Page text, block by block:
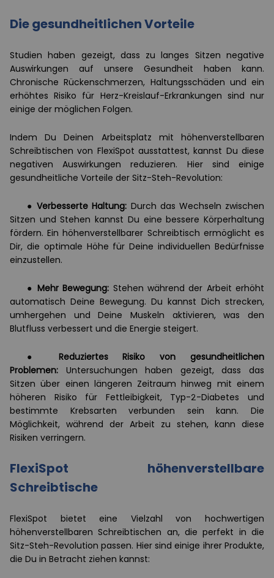
Die gesundheitlichen Vorteile
Studien haben gezeigt, dass zu langes Sitzen negative
Auswirkungen auf unsere Gesundheit haben kann.
Chronische Rückenschmerzen, Haltungsschäden und ein
erhöhtes Risiko für Herz-Kreislauf-Erkrankungen sind nur
einige der möglichen Folgen.
Indem Du Deinen Arbeitsplatz mit höhenverstellbaren
Schreibtischen von FlexiSpot ausstattest, kannst Du diese
negativen Auswirkungen reduzieren. Hier sind einige
gesundheitliche Vorteile der Sitz-Steh-Revolution:
● Verbesserte Haltung: Durch das Wechseln zwischen
Sitzen und Stehen kannst Du eine bessere Körperhaltung
fördern. Ein höhenverstellbarer Schreibtisch ermöglicht es
Dir, die optimale Höhe für Deine individuellen Bedürfnisse
einzustellen.
● Mehr Bewegung: Stehen während der Arbeit erhöht
automatisch Deine Bewegung. Du kannst Dich strecken,
umhergehen und Deine Muskeln aktivieren, was den
Blutfluss verbessert und die Energie steigert.
●
Reduziertes Risiko von gesundheitlichen
Problemen: Untersuchungen haben gezeigt, dass das
Sitzen über einen längeren Zeitraum hinweg mit einem
höheren Risiko für Fettleibigkeit, Typ-2-Diabetes und
bestimmte Krebsarten verbunden sein kann. Die
Möglichkeit, während der Arbeit zu stehen, kann diese
Risiken verringern.
FlexiSpot höhenverstellbare
Schreibtische
FlexiSpot bietet eine Vielzahl von hochwertigen
höhenverstellbaren Schreibtischen an, die perfekt in die
Sitz-Steh-Revolution passen. Hier sind einige ihrer Produkte,
die Du in Betracht ziehen kannst: